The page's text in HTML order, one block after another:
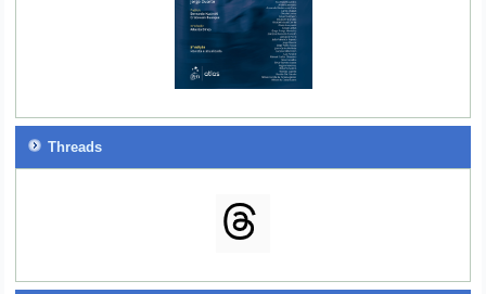
Threads